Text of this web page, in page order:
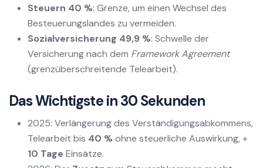
Steuern 40 %: Grenze, um einen Wechsel des
Besteuerungslandes zu vermeiden.
Sozialversicherung 49,9 %: Schwelle der
Versicherung nach dem Framework Agreement
(grenzüberschreitende Telearbeit).
Das Wichtigste in 30 Sekunden
2025: Verlängerung des Verständigungsabkommens,
Telearbeit bis 40 % ohne steuerliche Auswirkung, +
10 Tage Einsätze.